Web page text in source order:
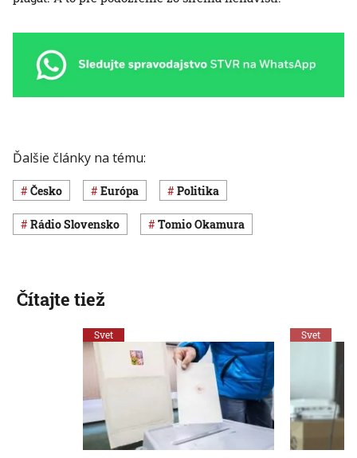
Ďalšie články na tému:
Česko Európa Politika
Rádio Slovensko Tomio Okamura
Čítajte tiež
Svet Svet